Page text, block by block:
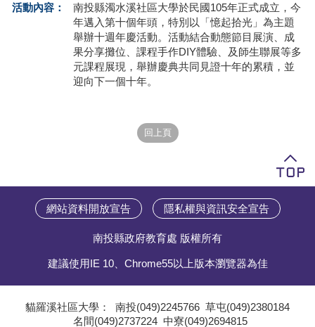
網路選課
活動內容：
南投縣濁水溪社區大學於民國105年正式成立，今
年邁入第十個年頭，特別以「憶起拾光」為主題
舉辦十週年慶活動。活動結合動態節目展演、成
果分享攤位、課程手作DIY體驗、及師生聯展等多
元課程展現，舉辦慶典共同見證十年的累積，並
迎向下一個十年。
網站資料開放宣告 隱私權與資訊安全宣告
南投縣政府教育處 版權所有
建議使用IE 10、Chrome55以上版本瀏覽器為佳
貓羅溪社區大學： 南投(049)2245766 草屯(049)2380184
名間(049)2737224 中寮(049)2694815